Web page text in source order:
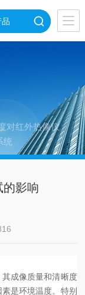
对红外热像仪
统
的影响
成像质量和清晰度
是环境温度。特别